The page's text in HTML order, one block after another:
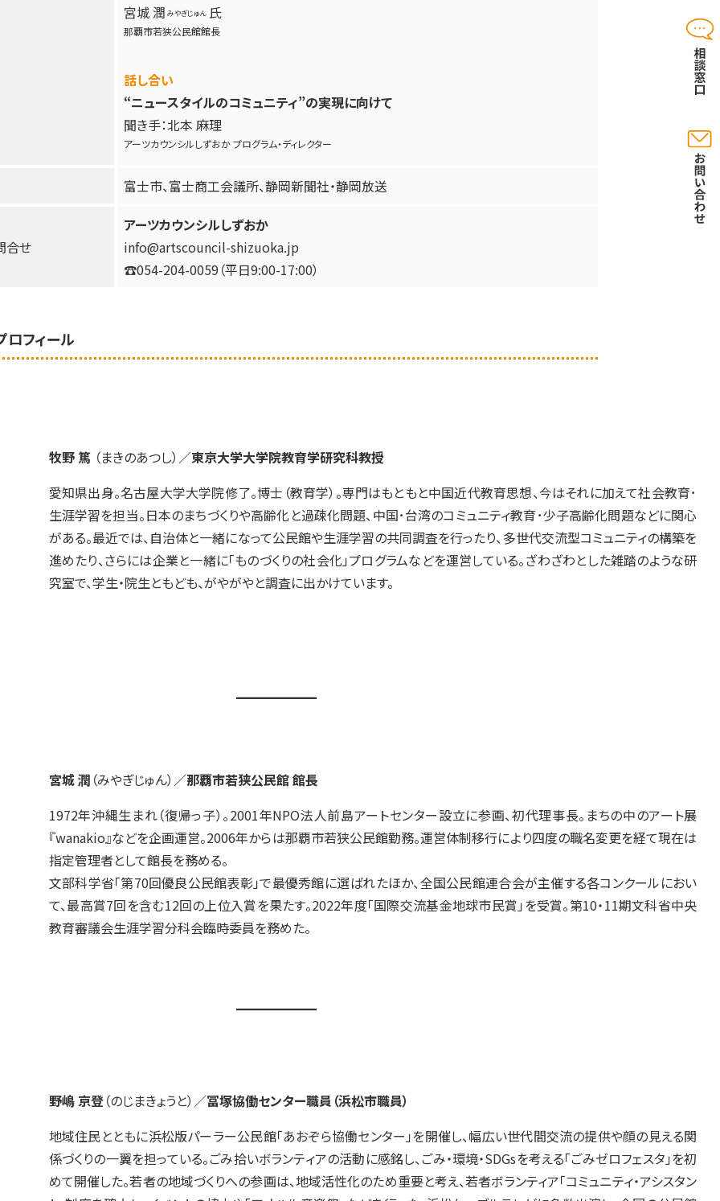
宮城 潤 みやぎじゅん氏
那覇市若狭公民館館長
話し合い
“ニュースタイルのコミュニティ”の実現に向けて
聞き手：北本 麻理
アーツカウンシルしずおか プログラム・ディレクター
富士市、富士商工会議所、静岡新聞社・静岡放送
合せ
アーツカウンシルしずおか
info@artscouncil-shizuoka.jp
☎054-204-0059（平日9:00-17:00）
ロフィール
牧野 篤 （まきのあつし）／東京大学大学院教育学研究科教授
愛知県出身。名古屋大学大学院修了。博士（教育学）。専門はもともと中国近代教育思想、今はそれに加えて社会教育･
生涯学習を担当。日本のまちづくりや高齢化と過疎化問題、中国･台湾のコミュニティ教育･少子高齢化問題などに関心
がある。最近では、自治体と一緒になって公民館や生涯学習の共同調査を行ったり、多世代交流型コミュニティの構築を
進めたり、さらには企業と一緒に「ものづくりの社会化」プログラムなどを運営している。ざわざわとした雑踏のような研
究室で、学生・院生ともども、がやがやと調査に出かけています。
宮城 潤 （みやぎじゅん） ／那覇市若狭公民館 館長
1972年沖縄生まれ（復帰っ子）。2001年NPO法人前島アートセンター設立に参画、初代理事長。まちの中のアート展
『wanakio』などを企画運営。2006年からは那覇市若狭公民館勤務。運営体制移行により四度の職名変更を経て現在は
指定管理者として館長を務める。
文部科学省「第70回優良公民館表彰」で最優秀館に選ばれたほか、全国公民館連合会が主催する各コンクールにおい
て、最高賞7回を含む12回の上位入賞を果たす。2022年度「国際交流基金地球市民賞」を受賞。第10・11期文科省中央
教育審議会生涯学習分科会臨時委員を務めた。
野嶋 京登（のじまきょうと）／冨塚協働センター職員（浜松市職員）
地域住民とともに浜松版パーラー公民館「あおぞら協働センター」を開催し、幅広い世代間交流の提供や顔の見える関
係づくりの一翼を担っている。ごみ拾いボランティアの活動に感銘し、ごみ・環境・SDGsを考える「ごみゼロフェスタ」を初
めて開催した。若者の地域づくりへの参画は、地域活性化のため重要と考え、若者ボランティア「コミュニティ・アシスタン